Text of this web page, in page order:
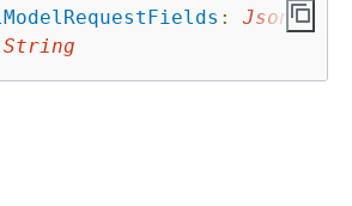
:
Json
String